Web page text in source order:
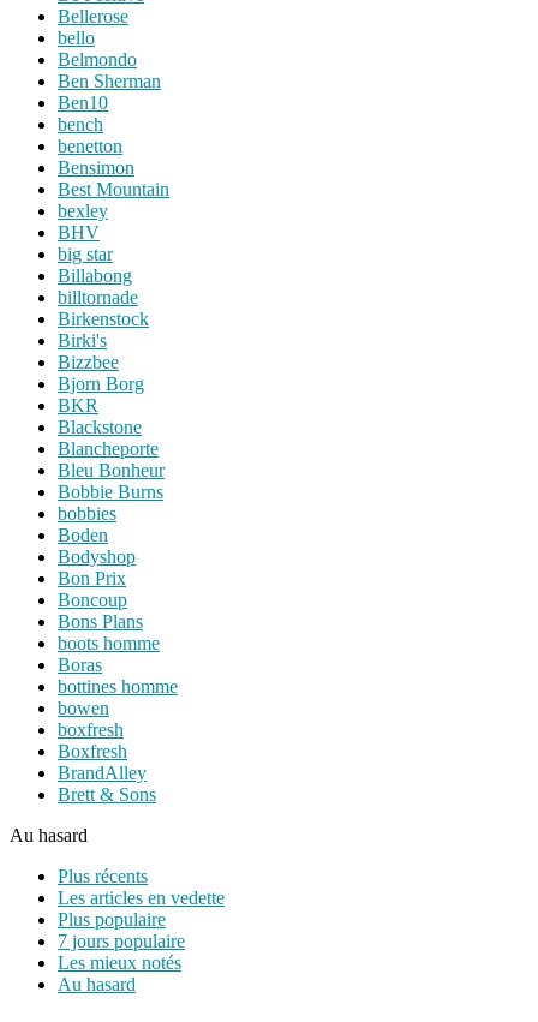
Bellerose
bello
Belmondo
Ben Sherman
Ben10
bench
benetton
Bensimon
Best Mountain
bexley
BHV
big star
Billabong
billtornade
Birkenstock
Birki's
Bizzbee
Bjorn Borg
BKR
Blackstone
Blancheporte
Bleu Bonheur
Bobbie Burns
bobbies
Boden
Bodyshop
Bon Prix
Boncoup
Bons Plans
boots homme
Boras
bottines homme
bowen
boxfresh
Boxfresh
BrandAlley
Brett & Sons
Au hasard
Plus récents
Les articles en vedette
Plus populaire
7 jours populaire
Les mieux notés
Au hasard